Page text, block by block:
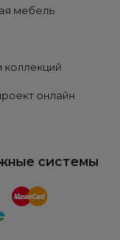
мебель
коллекций
онлайн
системы